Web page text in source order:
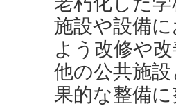
施設や設備
よう改修や
他の公共施
果的な整備に